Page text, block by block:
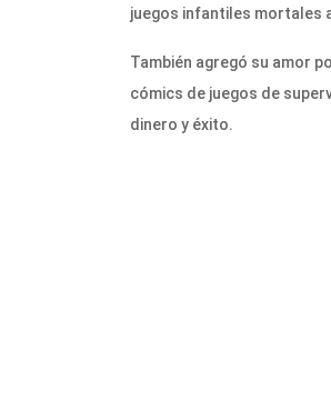
juegos infantiles mortales
También agregó su amor
cómics de juegos de
dinero y éxito.